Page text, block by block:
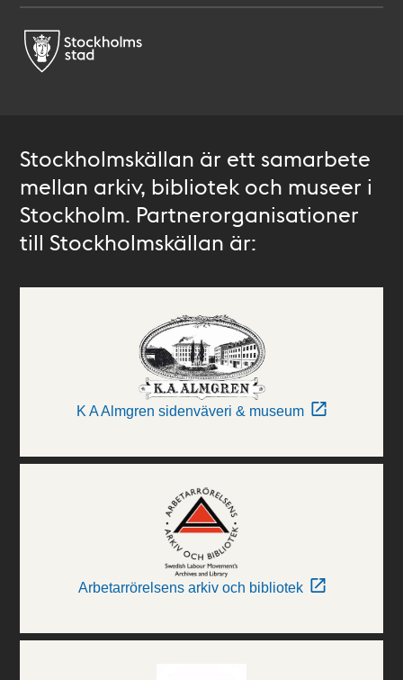
Stockholmskällan är ett samarbete
mellan arkiv, bibliotek och museer i
Stockholm. Partnerorganisationer
till Stockholmskällan är:
K A Almgren sidenväveri & museum
Arbetarrörelsens arkiv och bibliotek